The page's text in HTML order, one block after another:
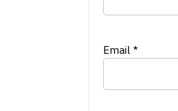
Email *